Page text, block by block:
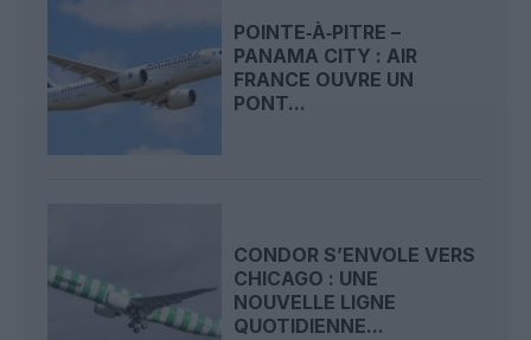
POINTE‑À‑PITRE –
PANAMA CITY : AIR
FRANCE OUVRE UN
PONT...
CONDOR S’ENVOLE VERS
CHICAGO : UNE
NOUVELLE LIGNE
QUOTIDIENNE...